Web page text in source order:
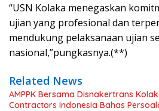
“USN Kolaka menegaskan
ujian yang profesional dan
mendukung pelaksanaan ujian
nasional,”pungkasnya.(**)
Related News
AMPPK Bersama Disnakertrans
Contractors Indonesia Bahas